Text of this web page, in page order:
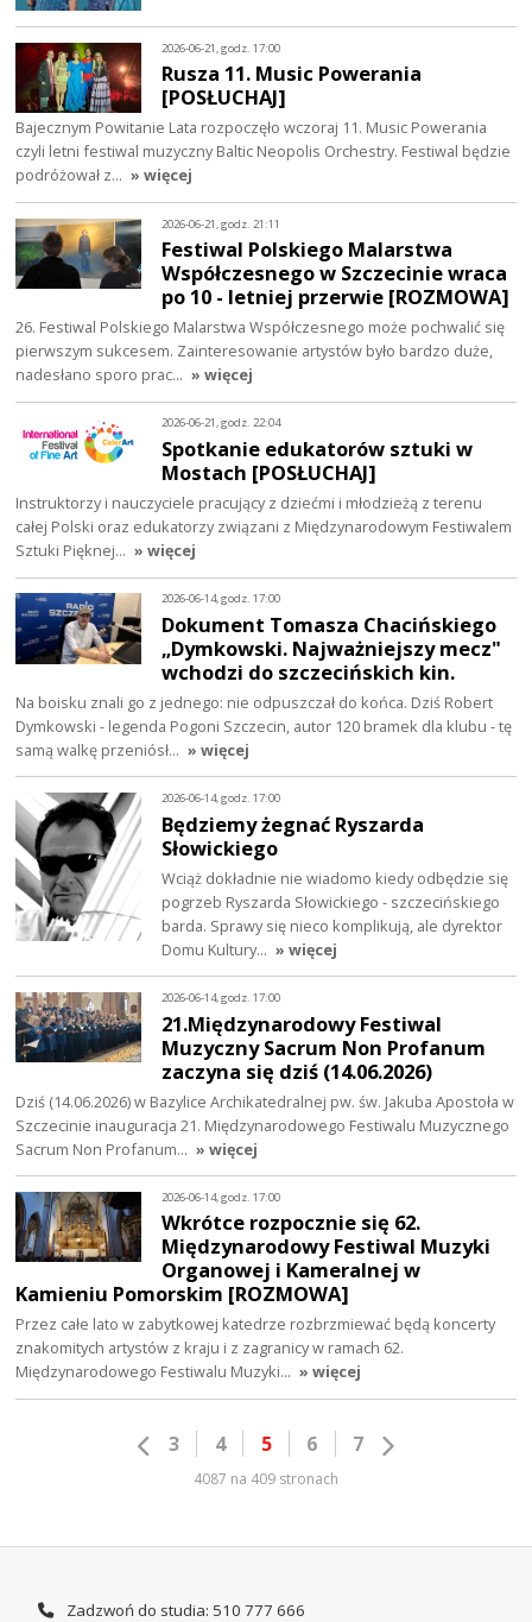
2026-06-21, godz. 17:00
Rusza 11. Music Powerania
[POSŁUCHAJ]
Bajecznym Powitanie Lata rozpoczęło wczoraj 11. Music Powerania
czyli letni festiwal muzyczny Baltic Neopolis Orchestry. Festiwal będzie
podróżował z… » więcej
2026-06-21, godz. 21:11
Festiwal Polskiego Malarstwa
Współczesnego w Szczecinie wraca
po 10 - letniej przerwie [ROZMOWA]
26. Festiwal Polskiego Malarstwa Współczesnego może pochwalić się
pierwszym sukcesem. Zainteresowanie artystów było bardzo duże,
nadesłano sporo prac… » więcej
2026-06-21, godz. 22:04
Spotkanie edukatorów sztuki w
Mostach [POSŁUCHAJ]
Instruktorzy i nauczyciele pracujący z dziećmi i młodzieżą z terenu
całej Polski oraz edukatorzy związani z Międzynarodowym Festiwalem
Sztuki Pięknej… » więcej
2026-06-14, godz. 17:00
Dokument Tomasza Chacińskiego
„Dymkowski. Najważniejszy mecz"
wchodzi do szczecińskich kin.
Na boisku znali go z jednego: nie odpuszczał do końca. Dziś Robert
Dymkowski - legenda Pogoni Szczecin, autor 120 bramek dla klubu - tę
samą walkę przeniósł… » więcej
2026-06-14, godz. 17:00
Będziemy żegnać Ryszarda
Słowickiego
Wciąż dokładnie nie wiadomo kiedy odbędzie się
pogrzeb Ryszarda Słowickiego - szczecińskiego
barda. Sprawy się nieco komplikują, ale dyrektor
Domu Kultury… » więcej
2026-06-14, godz. 17:00
21.Międzynarodowy Festiwal
Muzyczny Sacrum Non Profanum
zaczyna się dziś (14.06.2026)
Dziś (14.06.2026) w Bazylice Archikatedralnej pw. św. Jakuba Apostoła w
Szczecinie inauguracja 21. Międzynarodowego Festiwalu Muzycznego
Sacrum Non Profanum… » więcej
2026-06-14, godz. 17:00
Wkrótce rozpocznie się 62.
Międzynarodowy Festiwal Muzyki
Organowej i Kameralnej w
Kamieniu Pomorskim [ROZMOWA]
Przez całe lato w zabytkowej katedrze rozbrzmiewać będą koncerty
znakomitych artystów z kraju i z zagranicy w ramach 62.
Międzynarodowego Festiwalu Muzyki… » więcej
3 4 5 6 7
4087 na 409 stronach
Zadzwoń do studia: 510 777 666